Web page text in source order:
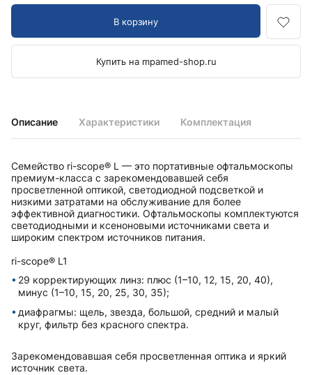
Описание Характеристики Комплектация
Семейство ri-scope® L — это портативные офтальмоскопы
премиум-класса с зарекомендовавшей себя
просветленной оптикой, светодиодной подсветкой и
низкими затратами на обслуживание для более
эффективной диагностики. Офтальмоскопы комплектуются
светодиодными и ксеноновыми источниками света и
широким спектром источников питания.
ri-scope® L1
29 корректирующих линз: плюс (1–10, 12, 15, 20, 40),
минус (1–10, 15, 20, 25, 30, 35);
диафрагмы: щель, звезда, большой, средний и малый
круг, фильтр без красного спектра.
Зарекомендовавшая себя просветленная оптика и яркий
источник света.
В корзину
Купить на mpamed-shop.ru